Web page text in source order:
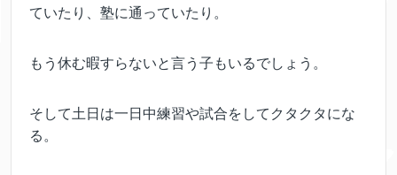
ていたり、塾に通っていたり。
もう休む暇すらないと言う子もいるでしょう。
そして土日は一日中練習や試合をしてクタクタにな
る。